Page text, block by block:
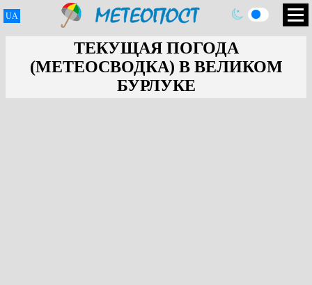
UA
ТЕКУЩАЯ ПОГОДА
(МЕТЕОСВОДКА) В ВЕЛИКОМ
БУРЛУКЕ